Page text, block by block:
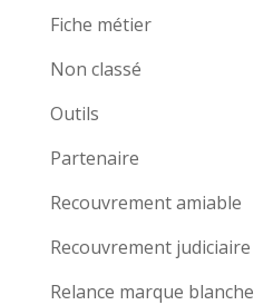
Fiche métier
Non classé
Outils
Partenaire
Recouvrement amiable
Recouvrement judiciaire
Relance marque blanche